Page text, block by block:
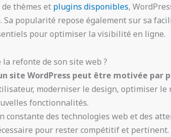
thèmes et plugins disponibles,
popularité repose également sur sa
pour optimiser la visibilité en ligne.
refonte de son site web ?
site WordPress peut être motivée par
moderniser le design, optimiser
fonctionnalités.
constante des technologies web et des
pour rester compétitif et pertinent.